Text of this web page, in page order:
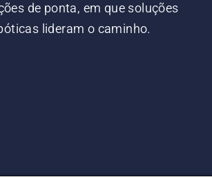
de ponta, em que soluções
lideram o caminho.